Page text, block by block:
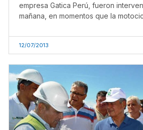
empresa Gatica Perú, fueron
mañana, en momentos que la
12/07/2013